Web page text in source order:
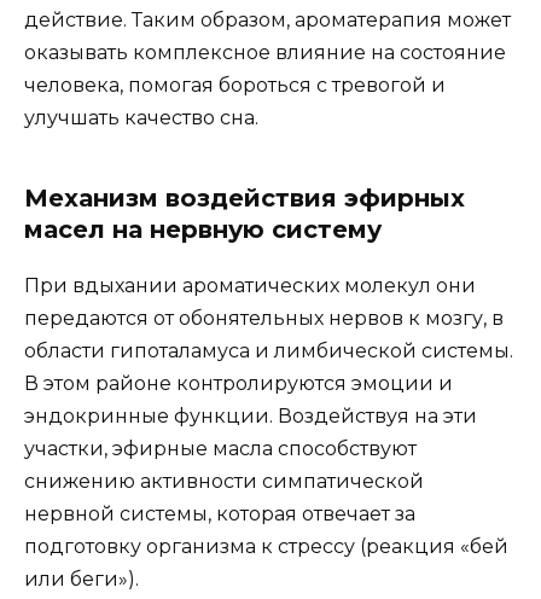
действие. Таким образом, ароматерапия может
оказывать комплексное влияние на состояние
человека, помогая бороться с тревогой и
улучшать качество сна.
Механизм воздействия эфирных
масел на нервную систему
При вдыхании ароматических молекул они
передаются от обонятельных нервов к мозгу, в
области гипоталамуса и лимбической системы.
В этом районе контролируются эмоции и
эндокринные функции. Воздействуя на эти
участки, эфирные масла способствуют
снижению активности симпатической
нервной системы, которая отвечает за
подготовку организма к стрессу (реакция «бей
или беги»).